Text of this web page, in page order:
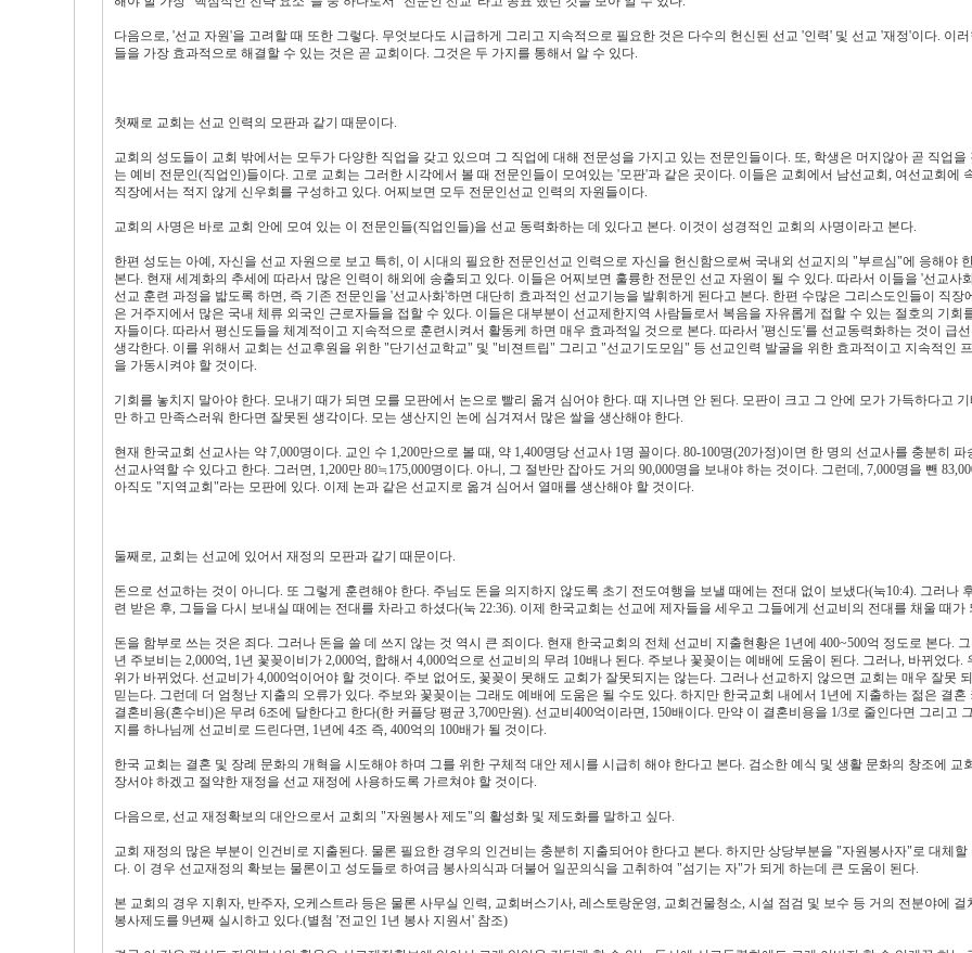
다음으로, '선교 자원'을 고려할 때 또한 그렇다. 무엇보다도 시급하게 그리고 지속적으로 필요한 것은 다수의 헌신된 선교 '인력' 및 선교 '재정'이다. 이러
들을 가장 효과적으로 해결할 수 있는 것은 곧 교회이다. 그것은 두 가지를 통해서 알 수 있다.
첫째로 교회는 선교 인력의 모판과 같기 때문이다.
교회의 성도들이 교회 밖에서는 모두가 다양한 직업을 갖고 있으며 그 직업에 대해 전문성을 가지고 있는 전문인들이다. 또, 학생은 머지않아 곧 직업을
는 예비 전문인(직업인)들이다. 고로 교회는 그러한 시각에서 볼 때 전문인들이 모여있는 '모판'과 같은 곳이다. 이들은 교회에서 남선교회, 여선교회에
직장에서는 적지 않게 신우회를 구성하고 있다. 어찌보면 모두 전문인선교 인력의 자원들이다.
교회의 사명은 바로 교회 안에 모여 있는 이 전문인들(직업인들)을 선교 동력화하는 데 있다고 본다. 이것이 성경적인 교회의 사명이라고 본다.
한편 성도는 아예, 자신을 선교 자원으로 보고 특히, 이 시대의 필요한 전문인선교 인력으로 자신을 헌신함으로써 국내외 선교지의 "부르심"에 응해야
본다. 현재 세계화의 추세에 따라서 많은 인력이 해외에 송출되고 있다. 이들은 어찌보면 훌륭한 전문인 선교 자원이 될 수 있다. 따라서 이들을 '선교사
선교 훈련 과정을 밟도록 하면, 즉 기존 전문인을 '선교사화'하면 대단히 효과적인 선교기능을 발휘하게 된다고 본다. 한편 수많은 그리스도인들이 직장
은 거주지에서 많은 국내 체류 외국인 근로자들을 접할 수 있다. 이들은 대부분이 선교제한지역 사람들로서 복음을 자유롭게 접할 수 있는 절호의 기회
자들이다. 따라서 평신도들을 체계적이고 지속적으로 훈련시켜서 활동케 하면 매우 효과적일 것으로 본다. 따라서 '평신도'를 선교동력화하는 것이 급
생각한다. 이를 위해서 교회는 선교후원을 위한 "단기선교학교" 및 "비젼트립" 그리고 "선교기도모임" 등 선교인력 발굴을 위한 효과적이고 지속적인
을 가동시켜야 할 것이다.
기회를 놓치지 말아야 한다. 모내기 때가 되면 모를 모판에서 논으로 빨리 옮겨 심어야 한다. 때 지나면 안 된다. 모판이 크고 그 안에 모가 가득하다고 기
만 하고 만족스러워 한다면 잘못된 생각이다. 모는 생산지인 논에 심겨져서 많은 쌀을 생산해야 한다.
현재 한국교회 선교사는 약 7,000명이다. 교인 수 1,200만으로 볼 때, 약 1,400명당 선교사 1명 꼴이다. 80-100명(20가정)이면 한 명의 선교사를 충분히 파
선교사역할 수 있다고 한다. 그러면, 1,200만 80≒175,000명이다. 아니, 그 절반만 잡아도 거의 90,000명을 보내야 하는 것이다. 그런데, 7,000명을 뺀
아직도 "지역교회"라는 모판에 있다. 이제 논과 같은 선교지로 옮겨 심어서 열매를 생산해야 할 것이다.
둘째로, 교회는 선교에 있어서 재정의 모판과 같기 때문이다.
돈으로 선교하는 것이 아니다. 또 그렇게 훈련해야 한다. 주님도 돈을 의지하지 않도록 초기 전도여행을 보낼 때에는 전대 없이 보냈다(눅10:4). 그러나
련 받은 후, 그들을 다시 보내실 때에는 전대를 차라고 하셨다(눅 22:36). 이제 한국교회는 선교에 제자들을 세우고 그들에게 선교비의 전대를 채울 때가
돈을 함부로 쓰는 것은 죄다. 그러나 돈을 쓸 데 쓰지 않는 것 역시 큰 죄이다. 현재 한국교회의 전체 선교비 지출현황은 1년에 400~500억 정도로 본다.
년 주보비는 2,000억, 1년 꽃꽂이비가 2,000억, 합해서 4,000억으로 선교비의 무려 10배나 된다. 주보나 꽃꽂이는 예배에 도움이 된다. 그러나, 바뀌었다.
위가 바뀌었다. 선교비가 4,000억이어야 할 것이다. 주보 없어도, 꽃꽂이 못해도 교회가 잘못되지는 않는다. 그러나 선교하지 않으면 교회는 매우 잘못
믿는다. 그런데 더 엄청난 지출의 오류가 있다. 주보와 꽃꽂이는 그래도 예배에 도움은 될 수도 있다. 하지만 한국교회 내에서 1년에 지출하는 젊은 결혼
결혼비용(혼수비)은 무려 6조에 달한다고 한다(한 커플당 평균 3,700만원). 선교비400억이라면, 150배이다. 만약 이 결혼비용을 1/3로 줄인다면 그리고
지를 하나님께 선교비로 드린다면, 1년에 4조 즉, 400억의 100배가 될 것이다.
한국 교회는 결혼 및 장례 문화의 개혁을 시도해야 하며 그를 위한 구체적 대안 제시를 시급히 해야 한다고 본다. 검소한 예식 및 생활 문화의 창조에 교
장서야 하겠고 절약한 재정을 선교 재정에 사용하도록 가르쳐야 할 것이다.
다음으로, 선교 재정확보의 대안으로서 교회의 "자원봉사 제도"의 활성화 및 제도화를 말하고 싶다.
교회 재정의 많은 부분이 인건비로 지출된다. 물론 필요한 경우의 인건비는 충분히 지출되어야 한다고 본다. 하지만 상당부분을 "자원봉사자"로 대체할
다. 이 경우 선교재정의 확보는 물론이고 성도들로 하여금 봉사의식과 더불어 일꾼의식을 고취하여 "섬기는 자"가 되게 하는데 큰 도움이 된다.
본 교회의 경우 지휘자, 반주자, 오케스트라 등은 물론 사무실 인력, 교회버스기사, 레스토랑운영, 교회건물청소, 시설 점검 및 보수 등 거의 전분야에 걸
봉사제도를 9년째 실시하고 있다.(별첨 '전교인 1년 봉사 지원서' 참조)